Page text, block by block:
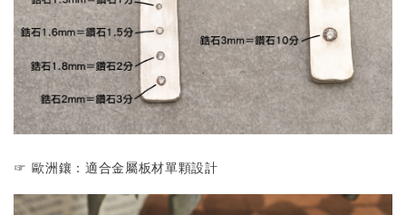
☞ 歐洲鑲：適合金屬板材單顆設計